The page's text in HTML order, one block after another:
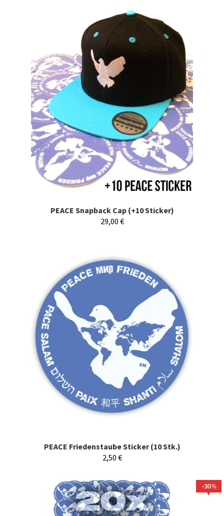
PEACE Snapback Cap (+10 Sticker)
29,00 €
PEACE Friedenstaube Sticker (10 Stk.)
2,50 €
%
30